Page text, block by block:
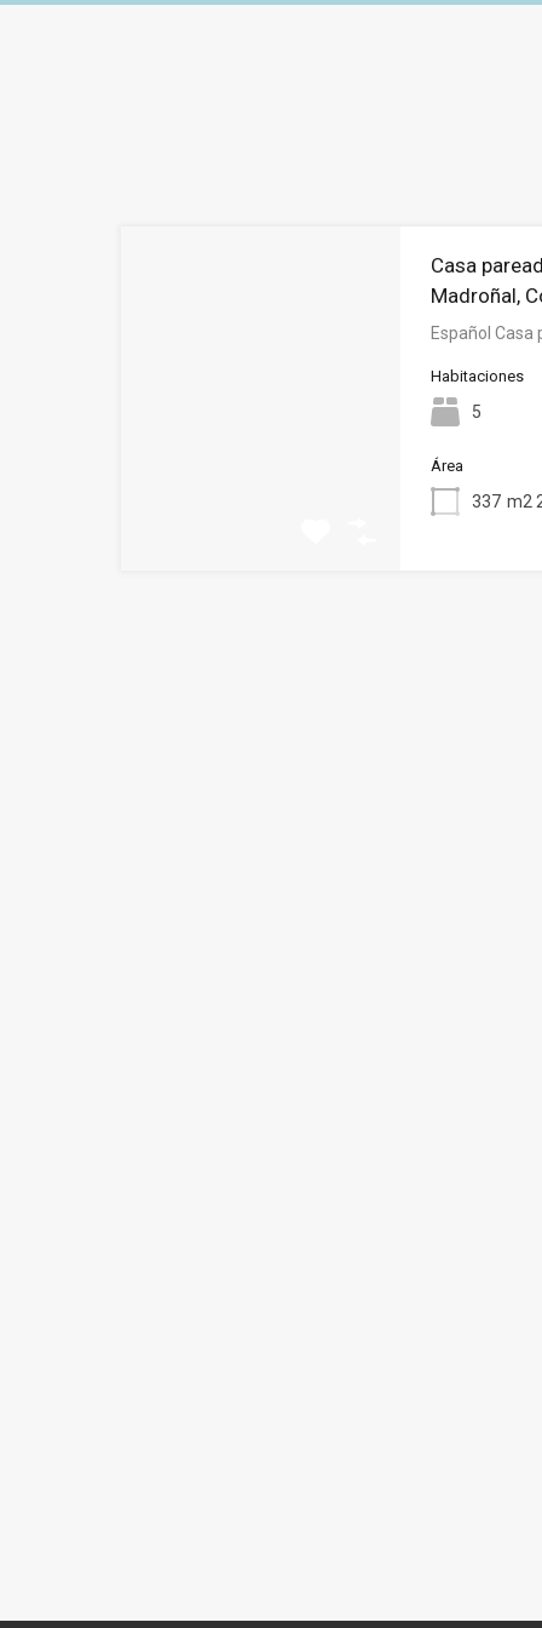
Casa
Madroñal,
Español
Habitaciones
5
Área
337 m2